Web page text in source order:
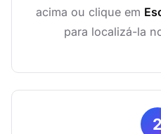
acima ou clique em
para localizá-la
2